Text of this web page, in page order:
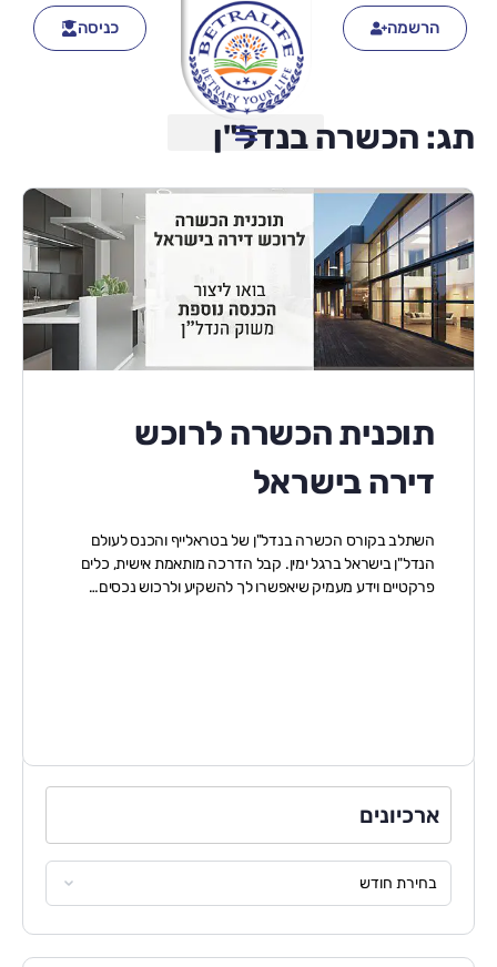
הרשמה כניסה
תג: הכשרה בנדל"ן
תוכנית הכשרה לרוכש
דירה בישראל
השתלב בקורס הכשרה בנדל"ן של בטראלייף והכנס לעולם
הנדל"ן בישראל ברגל ימין. קבל הדרכה מותאמת אישית, כלים
פרקטיים וידע מעמיק שיאפשרו לך להשקיע ולרכוש נכסים…
ארכיונים